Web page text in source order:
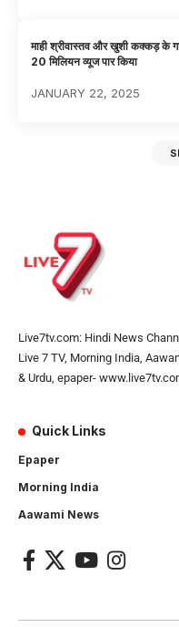
माही श्रीवास्तव और खुशी कक्कड़ के
20 मिलियन व्यूज पार किया
JANUARY 22, 2025
Live7tv.com: Hindi News
Live 7 TV, Morning India,
& Urdu, epaper-
Quick Links
Epaper
Morning India
Aawami News